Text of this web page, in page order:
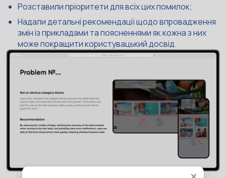
Розставили пріоритети для всіх цих помилок;
Надали детальні рекомендації щодо впровадження
змін із прикладами та поясненнями як кожна з них
може покращити користувацький досвід.